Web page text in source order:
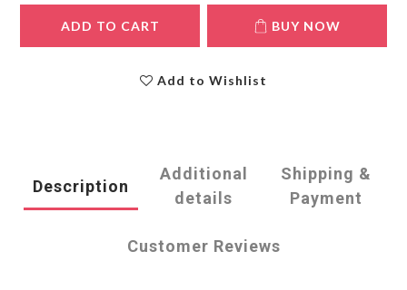
ADD TO CART BUY NOW
Add to Wishlist
Description
Additional
details
Shipping &
Payment
Customer Reviews